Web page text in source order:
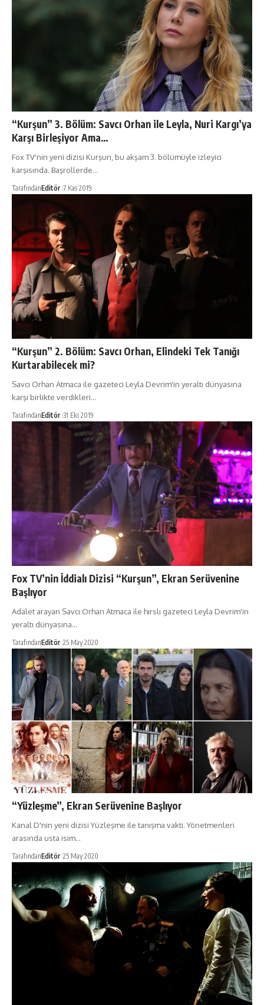
“Kurşun” 3. Bölüm: Savcı Orhan ile Leyla, Nuri Kargı’ya
Karşı Birleşiyor Ama…
Fox TV'nin yeni dizisi Kurşun, bu akşam 3. bölümüyle izleyici
karşısında. Başrollerde…
TarafındanEditör 7 Kas 2019
“Kurşun” 2. Bölüm: Savcı Orhan, Elindeki Tek Tanığı
Kurtarabilecek mi?
Savcı Orhan Atmaca ile gazeteci Leyla Devrim'in yeraltı dünyasına
karşı birlikte verdikleri…
TarafındanEditör 31 Eki 2019
Fox TV’nin İddialı Dizisi “Kurşun”, Ekran Serüvenine
Başlıyor
Adalet arayan Savcı Orhan Atmaca ile hırslı gazeteci Leyla Devrim'in
yeraltı dünyasına…
TarafındanEditör 25 May 2020
“Yüzleşme”, Ekran Serüvenine Başlıyor
Kanal D'nin yeni dizisi Yüzleşme ile tanışma vakti. Yönetmenleri
arasında usta isim…
TarafındanEditör 25 May 2020